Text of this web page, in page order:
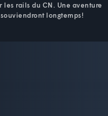
les rails du CN. Une aventure
longtemps!